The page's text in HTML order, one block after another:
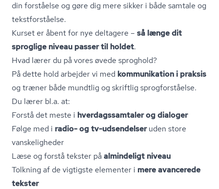
din forståelse og gøre dig mere sikker i både samtale og
tekst­for­stå­el­se.
Kurset er åbent for nye deltagere – så længe dit
sproglige niveau passer til holdet.
Hvad lærer du på vores øvede sproghold?
På dette hold arbejder vi med kommunikation i praksis
og træner både mundtlig og skriftlig sprog­for­stå­el­se.
Du lærer bl.a. at:
Forstå det meste i hver­dags­sam­ta­ler og dialoger
Følge med i radio- og tv-udsendelseruden store
vanskeligheder
Læse og forstå tekster påalmindeligt niveau
Tolkning af de vigtigste elementer i mere avancerede
tekster